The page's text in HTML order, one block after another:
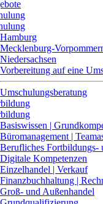
Hamburg
Mecklenburg-
Niedersachsen
Vorbereitung auf eine
Umschulungsberatung
Basiswissen |
Büromanagement |
Berufliches Fortbildungs-
Digitale Kompetenzen
Einzelhandel | Verkauf
Finanzbuchhaltung |
Groß- und Außenhandel